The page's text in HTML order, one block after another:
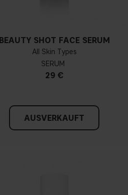
BEAUTY SHOT FACE SERUM
All Skin Types
SERUM
29 €
AUSVERKAUFT